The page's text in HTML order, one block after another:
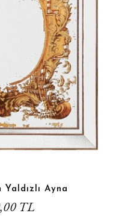
Ayna
TL